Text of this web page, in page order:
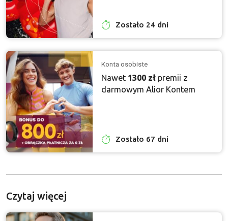
Zostało 24 dni
Konta osobiste
Nawet 1300 zł premii z
darmowym Alior Kontem
Zostało 67 dni
Czytaj więcej